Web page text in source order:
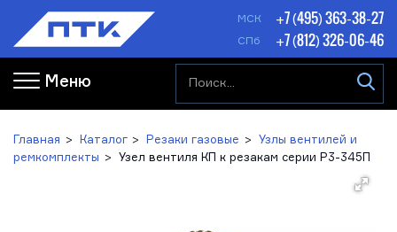
МСК +7 (495) 363-38-27
СПб +7 (812) 326-06-46
Меню
Главная Каталог Резаки газовые
Узлы вентилей и
ремкомплекты
Узел вентиля КП к резакам серии Р3-345П